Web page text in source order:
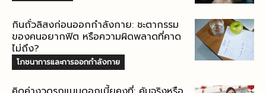
กินถั่วลิสงก่อนออกกำลังกาย: ชะตากรรม
ของคนอยากฟิต หรือความผิดพลาดที่คาด
ไม่ถึง?
โภชนาการและการออกกำลังกาย